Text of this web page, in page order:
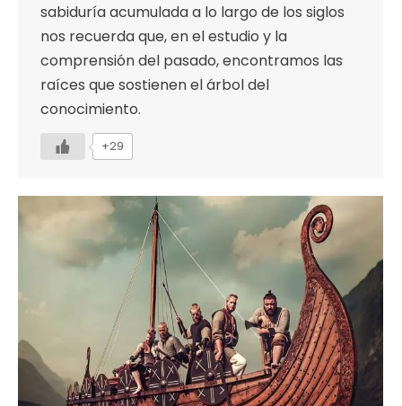
sabiduría acumulada a lo largo de los siglos
nos recuerda que, en el estudio y la
comprensión del pasado, encontramos las
raíces que sostienen el árbol del
conocimiento.
+29